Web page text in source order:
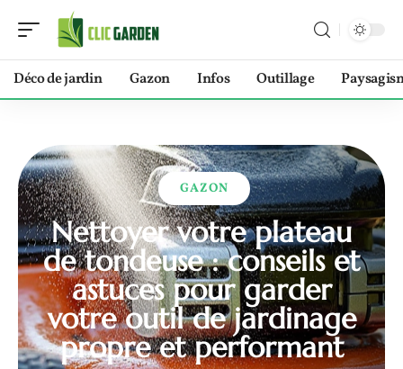
Déco de jardin Gazon Infos Outillage
GAZON
Nettoyer votre plateau
de tondeuse : conseils et
astuces pour garder
votre outil de jardinage
propre et performant